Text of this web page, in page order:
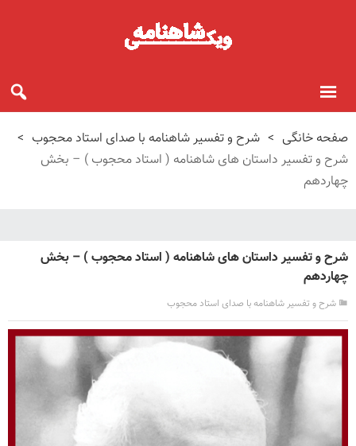
صفحه خانگی > شرح و تفسیر شاهنامه با صدای استاد محجوب >
شرح و تفسیر داستان های شاهنامه ( استاد محجوب ) – بخش
چهاردهم
شرح و تفسیر داستان های شاهنامه ( استاد محجوب ) – بخش
چهاردهم
شرح و تفسیر شاهنامه با صدای استاد محجوب